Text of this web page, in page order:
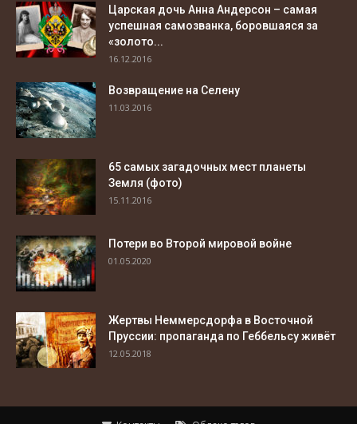
Царская дочь Анна Андерсон – самая
успешная самозванка, боровшаяся за
«золото...
16.12.2016
Возвращение на Селену
11.03.2016
65 самых загадочных мест планеты
Земля (фото)
15.11.2016
Потери во Второй мировой войне
01.05.2020
Жертвы Неммерсдорфа в Восточной
Пруссии: пропаганда по Геббельсу живёт
12.05.2018